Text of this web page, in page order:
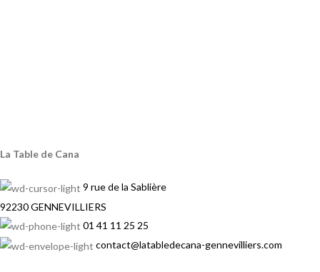
La Table de Cana
9 rue de la Sablière
92230 GENNEVILLIERS
01 41 11 25 25
contact@latabledecana-gennevilliers.com